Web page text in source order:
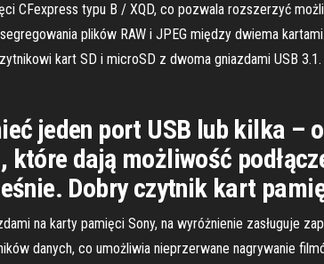
CFexpress typu B / XQD, co pozwala rozszerzyć
plików RAW i JPEG między dwiema
kart SD i microSD z dwoma gniazdami USB
jeden port USB lub kilka –
które dają możliwość
Dobry czytnik kart
na karty pamięci Sony, na wyróżnienie zasługuje
danych, co umożliwia nieprzerwane nagrywanie